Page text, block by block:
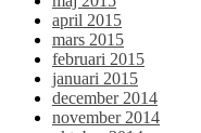
april 2015
mars 2015
februari 2015
januari 2015
december 2014
november 2014